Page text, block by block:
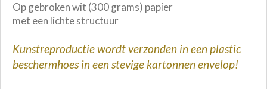
Op gebroken wit (300 grams) papier
met een lichte structuur
Kunstreproductie wordt verzonden in een plastic
beschermhoes in een stevige kartonnen envelop!